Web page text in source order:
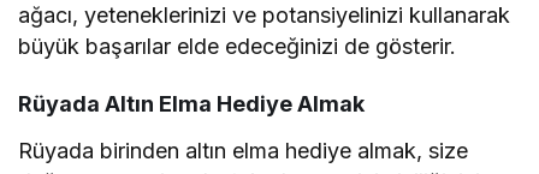
ağacı, yeteneklerinizi ve potansiyelinizi kullanarak
büyük başarılar elde edeceğinizi de gösterir.
Rüyada Altın Elma Hediye Almak
Rüyada birinden altın elma hediye almak, size